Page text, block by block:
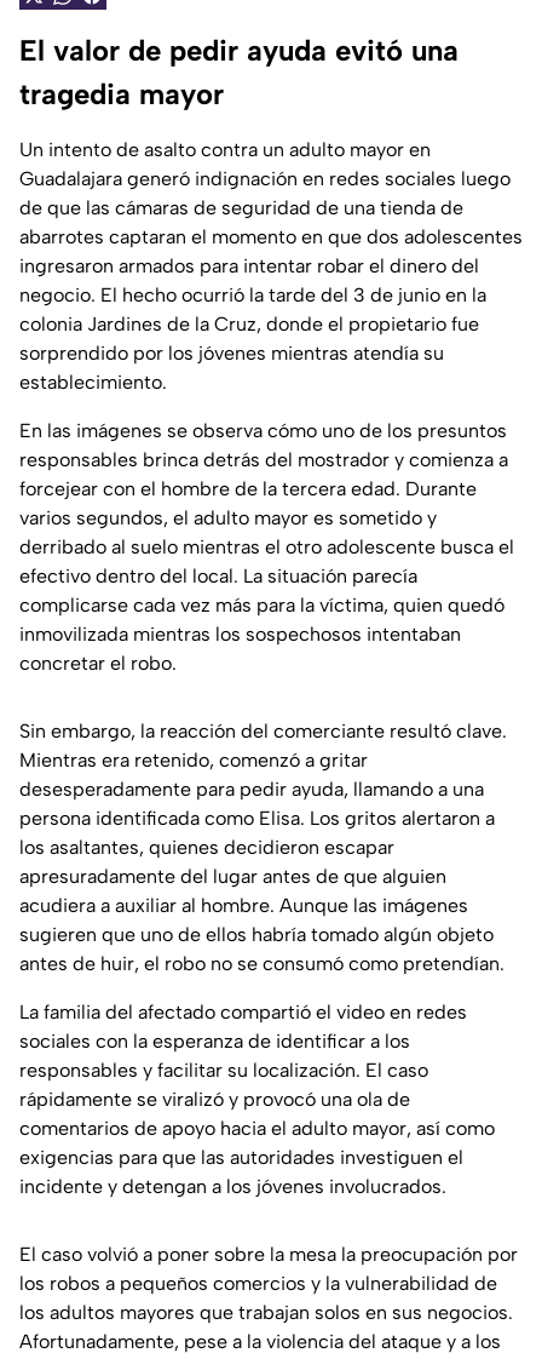
El valor de pedir ayuda evitó una
tragedia mayor
Un intento de asalto contra un adulto mayor en
Guadalajara generó indignación en redes sociales luego
de que las cámaras de seguridad de una tienda de
abarrotes captaran el momento en que dos adolescentes
ingresaron armados para intentar robar el dinero del
negocio. El hecho ocurrió la tarde del 3 de junio en la
colonia Jardines de la Cruz, donde el propietario fue
sorprendido por los jóvenes mientras atendía su
establecimiento.
En las imágenes se observa cómo uno de los presuntos
responsables brinca detrás del mostrador y comienza a
forcejear con el hombre de la tercera edad. Durante
varios segundos, el adulto mayor es sometido y
derribado al suelo mientras el otro adolescente busca el
efectivo dentro del local. La situación parecía
complicarse cada vez más para la víctima, quien quedó
inmovilizada mientras los sospechosos intentaban
concretar el robo.
Sin embargo, la reacción del comerciante resultó clave.
Mientras era retenido, comenzó a gritar
desesperadamente para pedir ayuda, llamando a una
persona identificada como Elisa. Los gritos alertaron a
los asaltantes, quienes decidieron escapar
apresuradamente del lugar antes de que alguien
acudiera a auxiliar al hombre. Aunque las imágenes
sugieren que uno de ellos habría tomado algún objeto
antes de huir, el robo no se consumó como pretendían.
La familia del afectado compartió el video en redes
sociales con la esperanza de identificar a los
responsables y facilitar su localización. El caso
rápidamente se viralizó y provocó una ola de
comentarios de apoyo hacia el adulto mayor, así como
exigencias para que las autoridades investiguen el
incidente y detengan a los jóvenes involucrados.
El caso volvió a poner sobre la mesa la preocupación por
los robos a pequeños comercios y la vulnerabilidad de
los adultos mayores que trabajan solos en sus negocios.
Afortunadamente, pese a la violencia del ataque y a los